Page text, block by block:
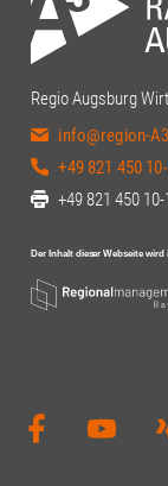
Regio Augsburg
info@region-
+49 821 450
+49 821 450 10-